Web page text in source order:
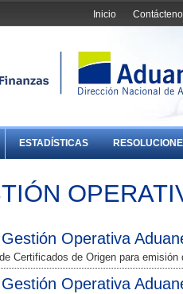
Inicio
ESTADÍSTICAS
Operativa
Certificados de Origen para emisión
Operativa